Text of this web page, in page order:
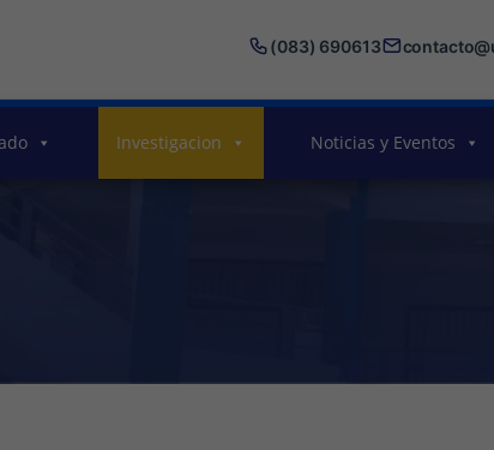
(083) 690613
Investigacion Noticias y Eventos